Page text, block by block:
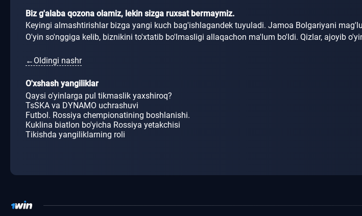
Biz g'alaba qozona olamiz, lekin sizga ruxsat bermaymiz.
Keyingi almashtirishlar bizga yangi kuch bag'ishlagandek tuyuladi. Jamoa Bolgariyani
O'yin so'nggiga kelib, biznikini to'xtatib bo'lmasligi allaqachon ma'lum bo'ldi. Qizlar, ajoyib
←Oldingi nashr
O'xshash yangiliklar
Qaysi o'yinlarga pul tikmaslik yaxshiroq?
TsSKA va DYNAMO uchrashuvi
Futbol. Rossiya chempionatining boshlanishi.
Kuklina biatlon bo'yicha Rossiya yetakchisi
Tikishda yangiliklarning roli